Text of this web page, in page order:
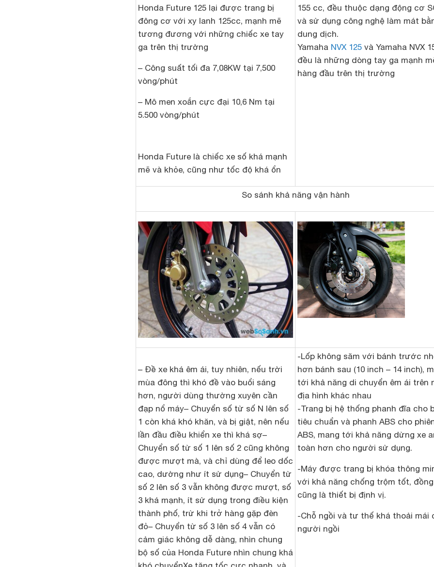
Honda Future 125 lại được trang bị
đông cơ với xy lanh 125cc, mạnh mẽ
tương đương với những chiếc xe tay
ga trên thị trường
– Công suất tối đa 7,08KW tại 7,500
vòng/phút
– Mô men xoắn cực đại 10,6 Nm tại
5.500 vòng/phút
Honda Future là chiếc xe số khá mạnh
mẽ và khỏe, cũng như tốc độ khá ổn
155 cc, đều thuộc dạng động cơ
và sử dụng công nghệ làm mát
dung dịch.
Yamaha NVX 125 và Yamaha NVX
đều là những dòng tay ga mạnh
hàng đầu trên thị trường
So sánh khả năng vận hành
– Đề xe khá êm ái, tuy nhiên, nếu trời
mùa đông thì khó đề vào buổi sáng
hơn, người dùng thường xuyên cần
đạp nổ máy– Chuyển số từ số N lên số
1 còn khá khó khăn, và bị giật, nên nếu
lần đầu điều khiển xe thì khá sợ–
Chuyển số từ số 1 lên số 2 cũng không
được mượt mà, và chỉ dùng để leo dốc
cao, dường như ít sử dụng– Chuyển từ
số 2 lên số 3 vẫn không được mượt, số
3 khá mạnh, ít sử dụng trong điều kiện
thành phố, trừ khi trở hàng gặp đèn
đỏ– Chuyển từ số 3 lên số 4 vẫn có
cảm giác không dễ dàng, nhìn chung
bộ số của Honda Future nhìn chung khá
-Lốp không săm với bánh trước
hơn bánh sau (10 inch – 14 inch),
tới khả năng di chuyển êm ái trên
địa hình khác nhau
-Trang bị hệ thống phanh đĩa cho
tiêu chuẩn và phanh ABS cho
ABS, mang tới khả năng dừng xe
toàn hơn cho người sử dụng.
-Máy được trang bị khóa thông
với khả năng chống trộm tốt,
cũng là thiết bị định vị.
-Chỗ ngồi và tư thế khá thoải mái
người ngồi